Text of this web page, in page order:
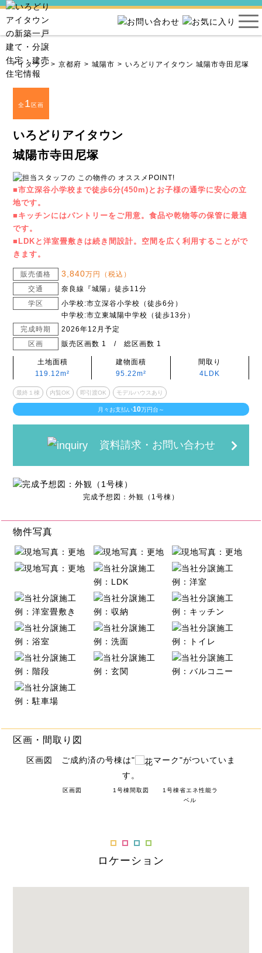
りアイタウン 京都府 城陽市 いろどりアイタウン 城陽市寺田尼塚
全1区画
いろどりアイタウン
城陽市寺田尼塚
■市立深谷小学校まで徒歩6分(450m)とお子様の通学に安心の立
地です。
■キッチンにはパントリーをご用意。食品や乾物等の保管に最適
です。
■LDKと洋室畳敷きは続き間設計。空間を広く利用することがで
きます。
販売価格 3,840万円（税込）
交通
奈良線『城陽』徒歩11分
学区
小学校:市立深谷小学校（徒歩6分）
中学校:市立東城陽中学校（徒歩13分）
完成時期
2026年12月予定
区画
販売区画数 1 / 総区画数 1
土地面積
119.12m²
建物面積
95.22m²
間取り
4LDK
最終１棟 内覧OK 即引渡OK モデルハウスあり
月々お支払い10万円台～
資料請求・お問い合わせ
完成予想図：外観（1号棟）
区画・間取り図
区画図 ご成約済の号棟は"
マーク"がついていま
す。
区画図 1号棟間取図
1号棟省エネ性能ラ
ベル
物件写真
ロケーション